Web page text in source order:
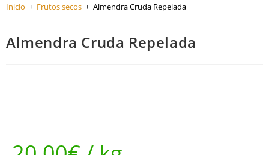
Inicio + Frutos secos + Almendra Cruda Repelada
Almendra Cruda Repelada